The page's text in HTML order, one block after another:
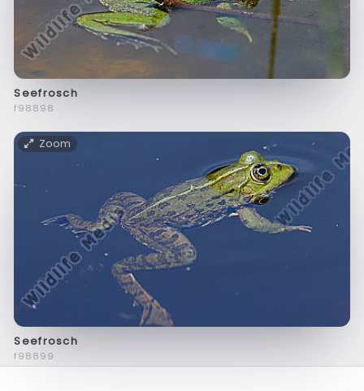
Seefrosch
f98898
Zoom
Seefrosch
f98899